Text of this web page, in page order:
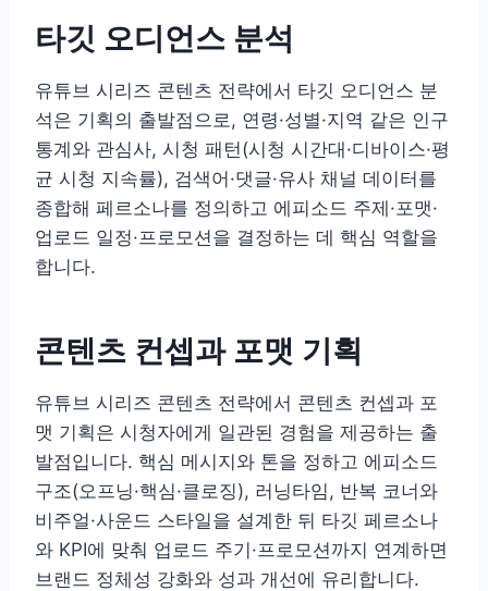
타깃 오디언스 분석
유튜브 시리즈 콘텐츠 전략에서 타깃 오디언스 분
석은 기획의 출발점으로, 연령·성별·지역 같은 인구
통계와 관심사, 시청 패턴(시청 시간대·디바이스·평
균 시청 지속률), 검색어·댓글·유사 채널 데이터를
종합해 페르소나를 정의하고 에피소드 주제·포맷·
업로드 일정·프로모션을 결정하는 데 핵심 역할을
합니다.
콘텐츠 컨셉과 포맷 기획
유튜브 시리즈 콘텐츠 전략에서 콘텐츠 컨셉과 포
맷 기획은 시청자에게 일관된 경험을 제공하는 출
발점입니다. 핵심 메시지와 톤을 정하고 에피소드
구조(오프닝·핵심·클로징), 러닝타임, 반복 코너와
비주얼·사운드 스타일을 설계한 뒤 타깃 페르소나
와 KPI에 맞춰 업로드 주기·프로모션까지 연계하면
브랜드 정체성 강화와 성과 개선에 유리합니다.